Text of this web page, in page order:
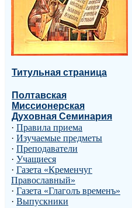
Титульная страница
Полтавская
Миссионерская
Духовная Семинария
· Правила приема
· Изучаемые предметы
· Преподаватели
· Учащиеся
· Газета «Кременчуг
Православный»
· Газета «Глаголъ временъ»
· Выпускники